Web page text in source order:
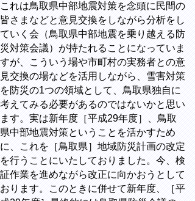
これは鳥取県中部地震対策を念頭に民間の
皆さまなどと意見交換をしながら分析をし
ていく会（鳥取県中部地震を乗り越える防
災対策会議）が持たれることになっていま
すが、こういう場や市町村の実務者との意
見交換の場などを活用しながら、雪害対策
を防災の1つの領域として、鳥取県独自に
考えてみる必要があるのではないかと思い
ます。実は新年度［平成29年度］、鳥取
県中部地震対策ということを活かすため
に、これを［鳥取県］地域防災計画の改定
を行うことにいたしておりました。今、検
証作業を進めながら改正に向かおうとして
おります。このときに併せて新年度、［平